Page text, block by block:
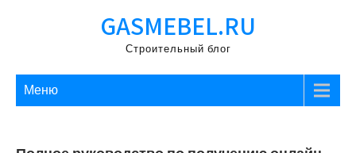
GASMEBEL.RU
Строительный блог
Меню